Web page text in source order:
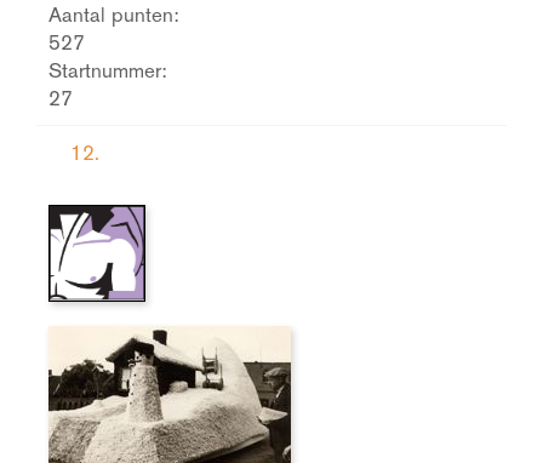
Aantal punten:
527
Startnummer:
27
12.